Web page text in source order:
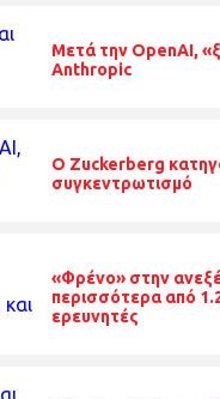
Μετά την OpenAI,
Anthropic
O Zuckerberg
συγκεντρωτισμό
«Φρένο» στην
περισσότερα από
ερευνητές